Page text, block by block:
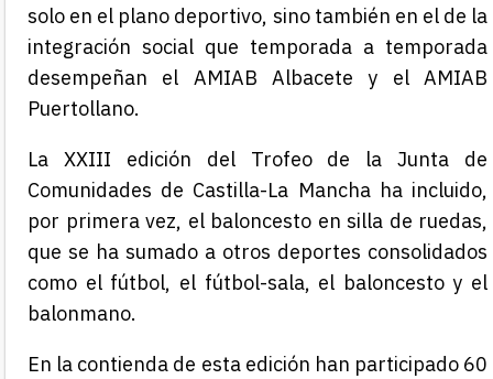
solo en el plano deportivo, sino también en el de la
integración social que temporada a temporada
desempeñan el AMIAB Albacete y el AMIAB
Puertollano.
La XXIII edición del Trofeo de la Junta de
Comunidades de Castilla-La Mancha ha incluido,
por primera vez, el baloncesto en silla de ruedas,
que se ha sumado a otros deportes consolidados
como el fútbol, el fútbol-sala, el baloncesto y el
balonmano.
En la contienda de esta edición han participado 60